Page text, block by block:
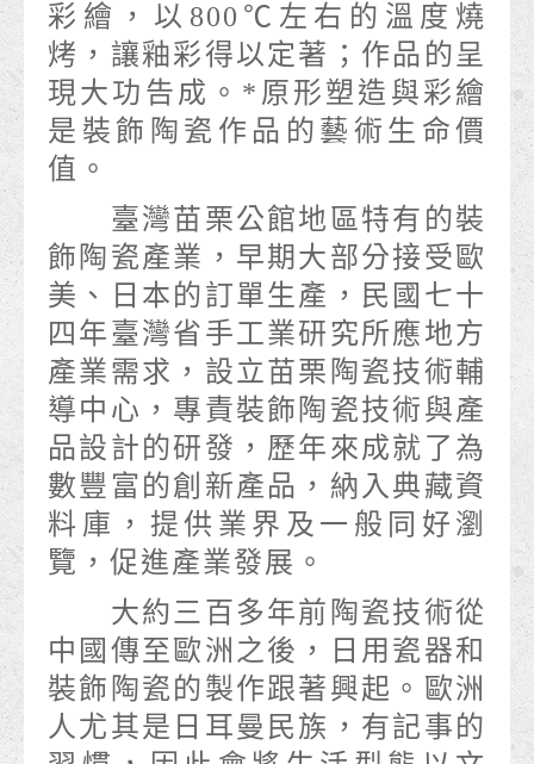
彩繪，以800℃左右的溫度燒
烤，讓釉彩得以定著；作品的呈
現大功告成。*原形塑造與彩繪
是裝飾陶瓷作品的藝術生命價
值。
臺灣苗栗公館地區特有的裝
飾陶瓷產業，早期大部分接受歐
美、日本的訂單生產，民國七十
四年臺灣省手工業研究所應地方
產業需求，設立苗栗陶瓷技術輔
導中心，專責裝飾陶瓷技術與產
品設計的研發，歷年來成就了為
數豐富的創新產品，納入典藏資
料庫，提供業界及一般同好瀏
覽，促進產業發展。
大約三百多年前陶瓷技術從
中國傳至歐洲之後，日用瓷器和
裝飾陶瓷的製作跟著興起。歐洲
人尤其是日耳曼民族，有記事的